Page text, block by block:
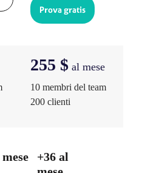
Prova gratis
255 $al mese
10 membri del team
200 clienti
+36 al